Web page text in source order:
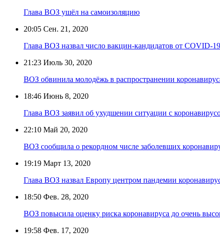
Глава ВОЗ ушёл на самоизоляцию
20:05 Сен. 21, 2020
Глава ВОЗ назвал число вакцин-кандидатов от COVID-19
21:23 Июль 30, 2020
ВОЗ обвинила молодёжь в распространении
18:46 Июнь 8, 2020
Глава ВОЗ заявил об ухудшении ситуации с
22:10 Май 20, 2020
ВОЗ сообщила о рекордном числе заболевших
19:19 Март 13, 2020
Глава ВОЗ назвал Европу центром пандемии
18:50 Фев. 28, 2020
ВОЗ повысила оценку риска коронавируса до очень
19:58 Фев. 17, 2020